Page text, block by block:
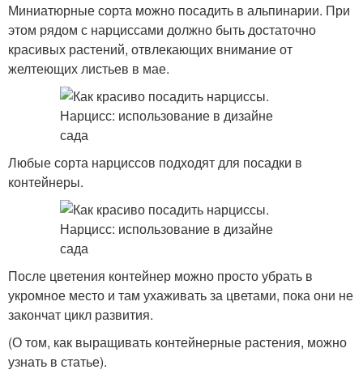
Миниатюрные сорта можно посадить в альпинарии. При
этом рядом с нарциссами должно быть достаточно
красивых растений, отвлекающих внимание от
желтеющих листьев в мае.
Любые сорта нарциссов подходят для посадки в
контейнеры.
После цветения контейнер можно просто убрать в
укромное место и там ухаживать за цветами, пока они не
закончат цикл развития.
(О том, как выращивать контейнерные растения, можно
узнать в статье).